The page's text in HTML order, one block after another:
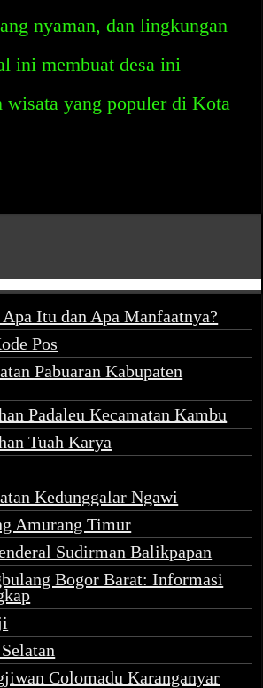
nyaman, dan lingkungan
ini membuat desa ini
wisata yang populer di Kota
Itu dan Apa Manfaatnya?
Pos
Pabuaran Kabupaten
Padaleu Kecamatan Kambu
Tuah Karya
Kedunggalar Ngawi
Amurang Timur
Sudirman Balikpapan
Bogor Barat: Informasi
Colomadu Karanganyar